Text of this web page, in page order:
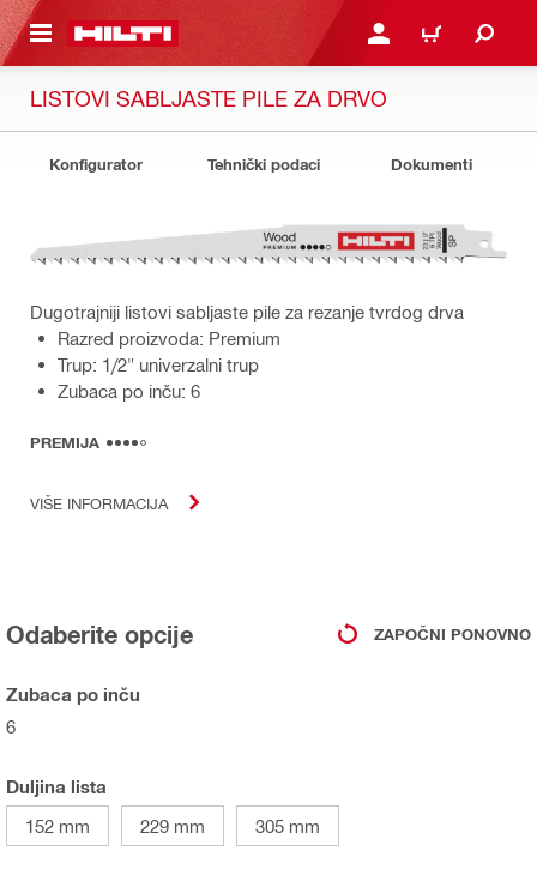
GLAVNI SADRŽAJ PRIJAVI SE ILI SE
KOŠARICA
LISTOVI SABLJASTE PILE ZA DRVO
Konfigurator Tehnički podaci Dokumenti
Dugotrajniji listovi sabljaste pile za rezanje tvrdog drva
Razred proizvoda: Premium
Trup: 1/2" univerzalni trup
Zubaca po inču: 6
PREMIJA
VIŠE INFORMACIJA
Odaberite opcije ZAPOČNI PONOVNO
Zubaca po inču
6
Duljina lista
152 mm
229 mm 305 mm